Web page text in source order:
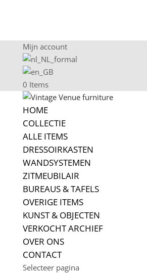
Mijn account
0 Items
HOME
COLLECTIE
ALLE ITEMS
DRESSOIRKASTEN
WANDSYSTEMEN
ZITMEUBILAIR
BUREAUS & TAFELS
OVERIGE ITEMS
KUNST & OBJECTEN
VERKOCHT ARCHIEF
OVER ONS
CONTACT
Selecteer pagina